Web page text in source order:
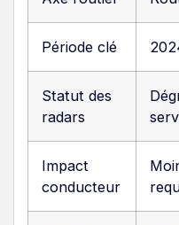
Période clé
Statut des
radars
Impact
conducteur